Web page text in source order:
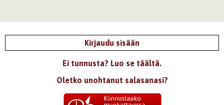
Kirjaudu sisään
Ei tunnusta? Luo se täältä.
Oletko unohtanut salasanasi?